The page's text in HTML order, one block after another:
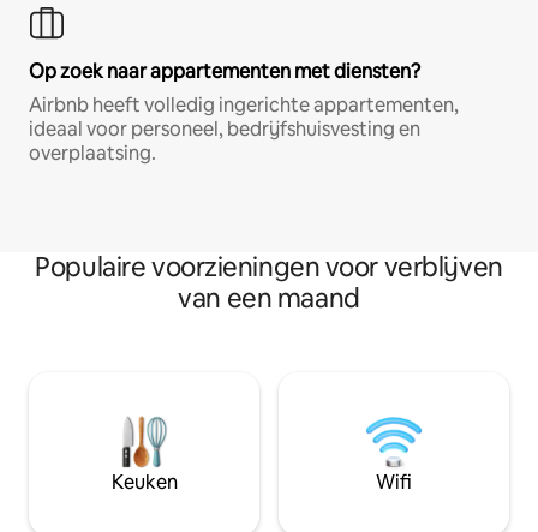
Op zoek naar appartementen met diensten?
Airbnb heeft volledig ingerichte appartementen,
ideaal voor personeel, bedrijfshuisvesting en
overplaatsing.
Populaire voorzieningen voor verblijven
van een maand
Keuken Wifi